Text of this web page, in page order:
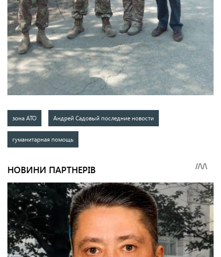
зона АТО Андрей Садовый последние новости
гуманитарная помощь